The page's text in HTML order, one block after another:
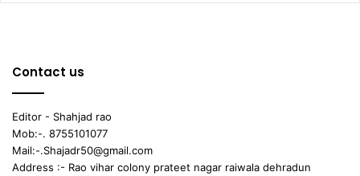
Contact us
Editor - Shahjad rao
Mob:-. 8755101077
Mail:-.Shajadr50@gmail.com
Address :- Rao vihar colony prateet nagar raiwala dehradun